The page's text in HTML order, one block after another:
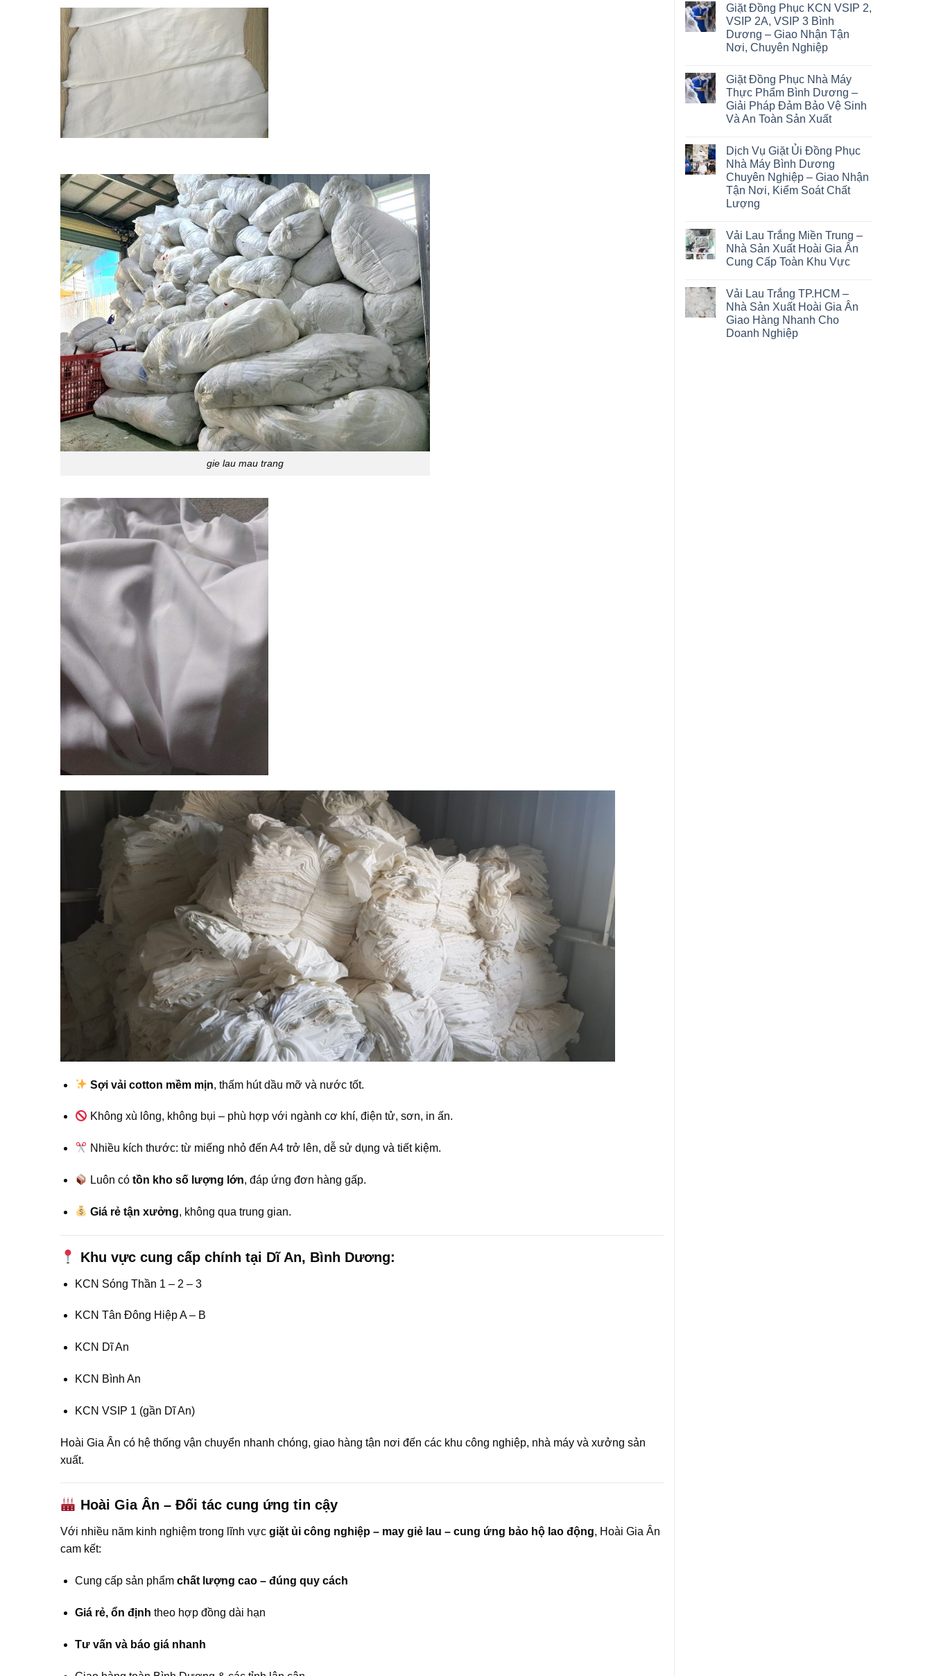
gie lau mau trang
Sợi vải cotton mềm mịn, thấm hút dầu mỡ và nước tốt.
Không xù lông, không bụi – phù hợp với ngành cơ khí, điện tử, sơn, in ấn.
Nhiều kích thước: từ miếng nhỏ đến A4 trở lên, dễ sử dụng và tiết kiệm.
Luôn cótồn kho số lượng lớn, đáp ứng đơn hàng gấp.
Giá rẻ tận xưởng, không qua trung gian.
Khu vực cung cấp chính tại Dĩ An, Bình Dương:
KCN Sóng Thần 1 – 2 – 3
KCN Tân Đông Hiệp A – B
KCN Dĩ An
KCN Bình An
KCN VSIP 1 (gần Dĩ An)
Hoài Gia Ân có hệ thống vận chuyển nhanh chóng, giao hàng tận nơi đến các khu công nghiệp, nhà máy và xưởng sản
xuất.
Hoài Gia Ân – Đối tác cung ứng tin cậy
Với nhiều năm kinh nghiệm trong lĩnh vực giặt ủi công nghiệp – may giẻ lau – cung ứng bảo hộ lao động, Hoài Gia Ân
cam kết:
Cung cấp sản phẩm chất lượng cao – đúng quy cách
Giá rẻ, ổn định theo hợp đồng dài hạn
Tư vấn và báo giá nhanh
Giặt Đồng Phục KCN VSIP 2,
VSIP 2A, VSIP 3 Bình
Dương – Giao Nhận Tận
Nơi, Chuyên Nghiệp
Giặt Đồng Phục Nhà Máy
Thực Phẩm Bình Dương –
Giải Pháp Đảm Bảo Vệ Sinh
Và An Toàn Sản Xuất
Dịch Vụ Giặt Ủi Đồng Phục
Nhà Máy Bình Dương
Chuyên Nghiệp – Giao Nhận
Tận Nơi, Kiểm Soát Chất
Lượng
Vải Lau Trắng Miền Trung –
Nhà Sản Xuất Hoài Gia Ân
Cung Cấp Toàn Khu Vực
Vải Lau Trắng TP.HCM –
Nhà Sản Xuất Hoài Gia Ân
Giao Hàng Nhanh Cho
Doanh Nghiệp